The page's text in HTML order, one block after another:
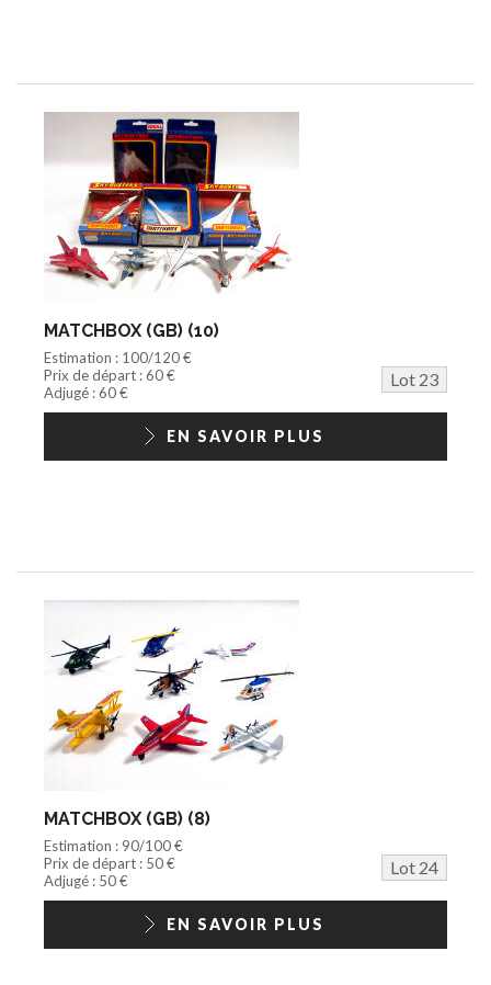
MATCHBOX (GB) (10)
Estimation : 100/120 €
Prix de départ : 60 €
Lot 23
Adjugé : 60 €
EN SAVOIR PLUS
MATCHBOX (GB) (8)
Estimation : 90/100 €
Prix de départ : 50 €
Lot 24
Adjugé : 50 €
EN SAVOIR PLUS